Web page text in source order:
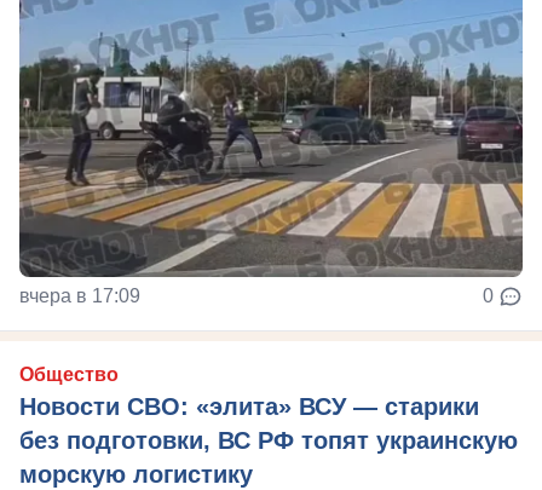
вчера в 17:09 0
Общество
Новости СВО: «элита» ВСУ — старики
без подготовки, ВС РФ топят украинскую
морскую логистику